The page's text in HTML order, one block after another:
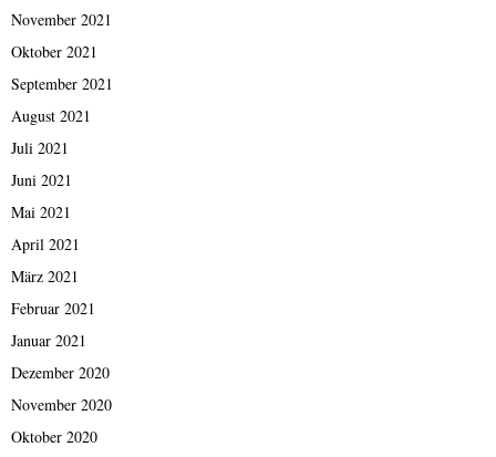
November 2021
Oktober 2021
September 2021
August 2021
Juli 2021
Juni 2021
Mai 2021
April 2021
März 2021
Februar 2021
Januar 2021
Dezember 2020
November 2020
Oktober 2020